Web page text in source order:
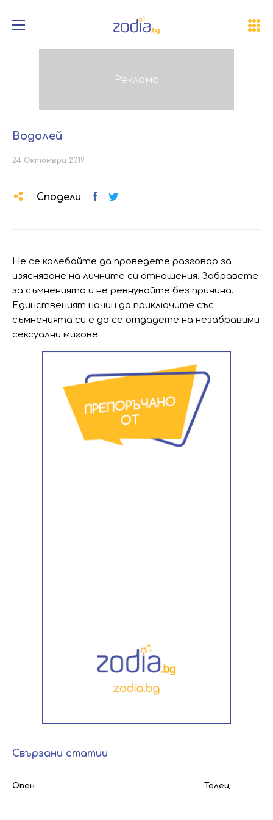
Водолей
24 Октомври 2019
Сподели
Не се колебайте да проведете разговор за
изясняване на личните си отношения. Забравете
за съмненията и не ревнувайте без причина.
Единственият начин да приключите със
съмненията си е да се отдадете на незабравими
сексуални мигове.
Свързани статии
Овен Телец